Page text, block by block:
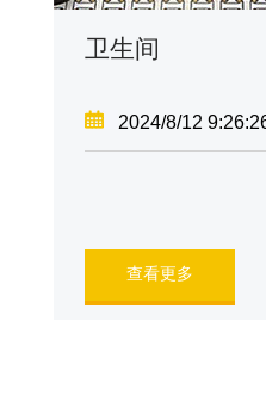
卫生间
2024/8/12
查看更多